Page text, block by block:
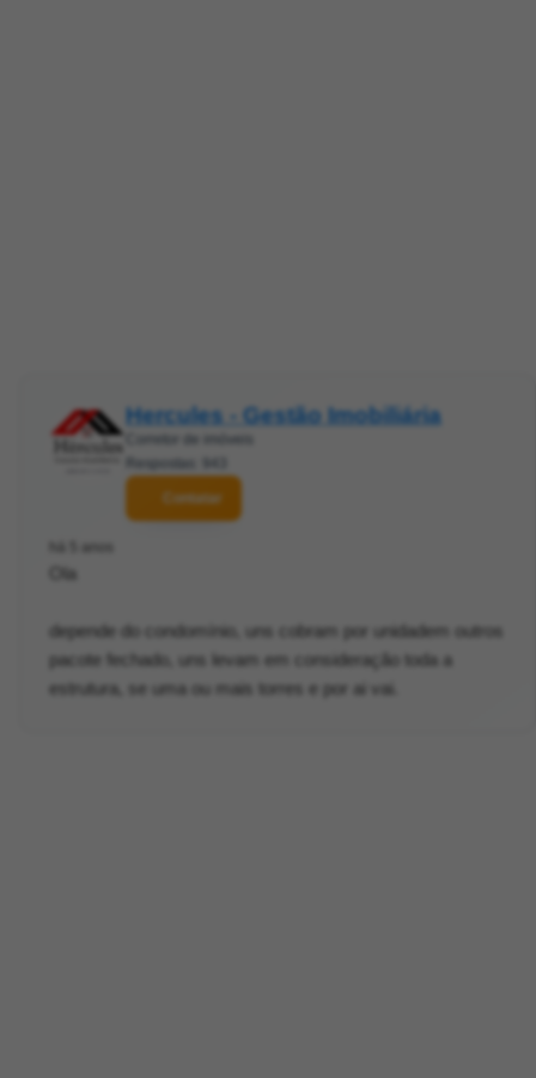
Hercules - Gestão Imobiliária
Corretor de imóveis
Respostas: 943
Contatar
há 5 anos
Ola
depende do condomínio, uns cobram por unidadem outros
pacote fechado, uns levam em consideração toda a
estrutura, se uma ou mais torres e por ai vai.